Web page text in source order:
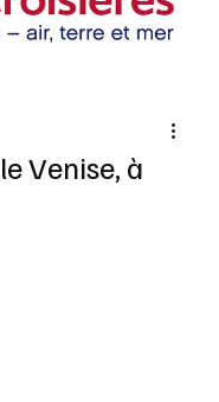
Venise, à